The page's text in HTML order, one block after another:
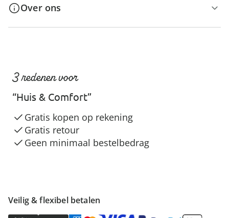
Over ons
Veilig & flexibel betalen
3 redenen voor
“Huis & Comfort”
Gratis kopen op rekening
Gratis retour
Geen minimaal bestelbedrag